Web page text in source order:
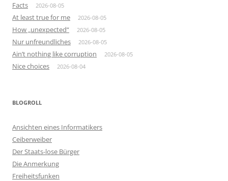
Facts 2026-08-05
At least true for me 2026-08-05
How „unexpected“ 2026-08-05
Nur unfreundliches 2026-08-05
Ain’t nothing like corruption 2026-08-05
Nice choices 2026-08-04
BLOGROLL
Ansichten eines Informatikers
Ceiberweiber
Der Staats-lose Bürger
Die Anmerkung
Freiheitsfunken